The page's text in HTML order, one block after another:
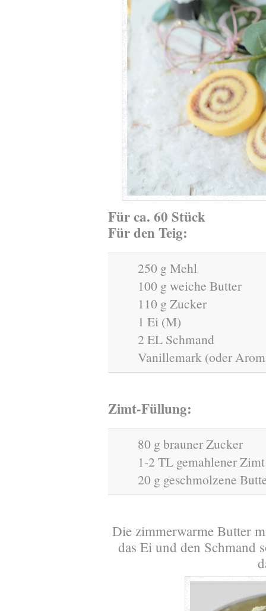
Für ca. 60 Stück
Für den Teig:
250 g Mehl
100 g weiche Butter
110 g Zucker
1 Ei (M)
2 EL Schmand
Vanillemark (oder
Zimt-Füllung:
80 g brauner Zucker
1-2 TL gemahlener Zimt
20 g geschmolzene
Die zimmerwarme Butter
das Ei und den Schmand